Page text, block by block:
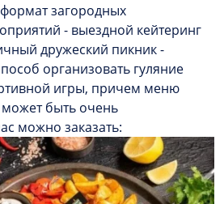
загородных
- выездной кейтеринг
дружеский пикник -
организовать гуляние
игры, причем меню
быть очень
можно заказать: